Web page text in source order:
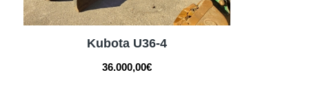
Kubota U36-4
36.000,00€